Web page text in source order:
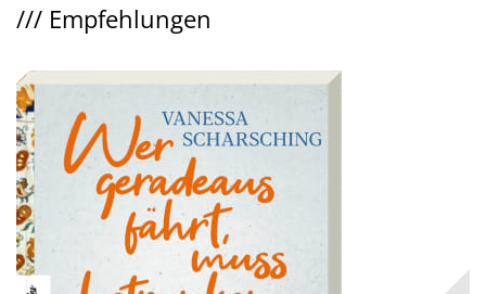
/// Empfehlungen